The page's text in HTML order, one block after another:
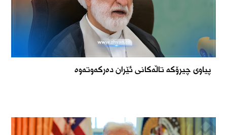
پیاوی چیرۆکە تاڵەکانی ئێران دەرکەوتەوە